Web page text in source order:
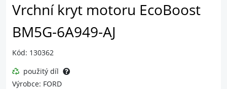
Vrchní kryt motoru EcoBoost
BM5G-6A949-AJ
Kód: 130362
použitý díl
Výrobce: FORD